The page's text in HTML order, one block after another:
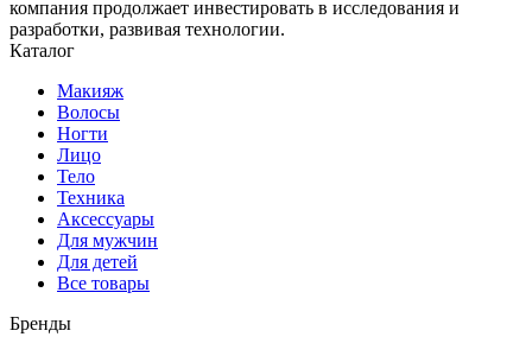
компания продолжает инвестировать в исследования и
разработки, развивая технологии.
Каталог
Макияж
Волосы
Ногти
Лицо
Тело
Техника
Аксессуары
Для мужчин
Для детей
Все товары
Бренды